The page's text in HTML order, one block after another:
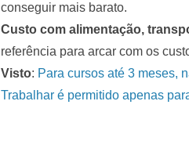
conseguir mais barato.
Custo com alimentação,
referência para arcar com os
Visto: Para cursos até 3 meses,
Trabalhar é permitido apenas